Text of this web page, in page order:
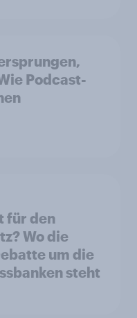
Podcast-
für den
Wo die
um die
steht